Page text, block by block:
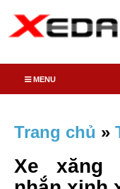
MENU
Trang chủ »
Xe xăng